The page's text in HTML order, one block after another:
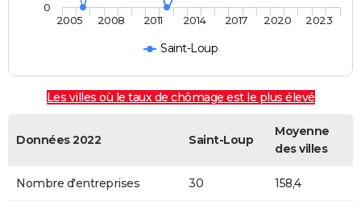
Saint-Loup
2005 2008 2011 2014 2017 2020 2023
0
Les villes où le taux de chômage est le plus élevé
Données 2022 Saint-Loup
Moyenne
des villes
Nombre d'entreprises 30 158,4